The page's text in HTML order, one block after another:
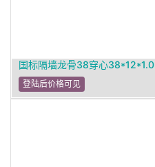
国标隔墙龙骨38穿心38*12*1.0
登陆后价格可见